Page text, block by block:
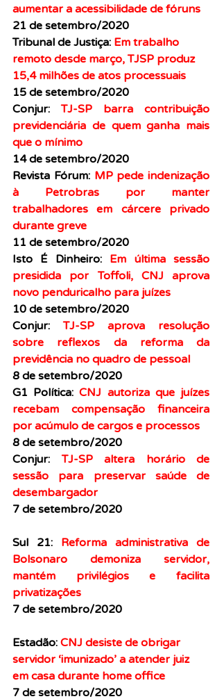
aumentar a acessibilidade de fóruns
21 de setembro/2020
Tribunal de Justiça: Em trabalho
remoto desde março, TJSP produz
15,4 milhões de atos processuais
15 de setembro/2020
Conjur: TJ-SP barra contribuição
previdenciária de quem ganha mais
que o mínimo
14 de setembro/2020
Revista Fórum: MP pede indenização
à Petrobras por manter
trabalhadores em cárcere privado
durante greve
11 de setembro/2020
Isto É Dinheiro: Em última sessão
presidida por Toffoli, CNJ aprova
novo penduricalho para juízes
10 de setembro/2020
Conjur: TJ-SP aprova resolução
sobre reflexos da reforma da
previdência no quadro de pessoal
8 de setembro/2020
G1 Política: CNJ autoriza que juízes
recebam compensação financeira
por acúmulo de cargos e processos
8 de setembro/2020
Conjur:
TJ-SP altera horário de
sessão para preservar saúde de
desembargador
7 de setembro/2020
Sul 21: Reforma administrativa de
Bolsonaro demoniza servidor,
mantém privilégios e facilita
privatizações
7 de setembro/2020
Estadão: CNJ desiste de obrigar
servidor ‘imunizado’ a atender juiz
em casa durante home office
7 de setembro/2020